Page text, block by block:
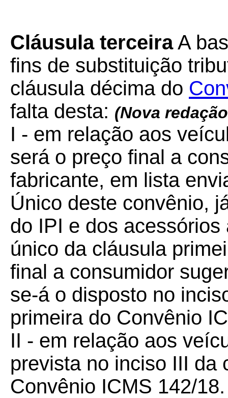
Cláusula terceiraA
fins de substituição
cláusula décima do
falta desta: (Nova
I - em relação aos
será o preço final a
fabricante, em lista
Único deste convênio,
do IPI e dos
único da cláusula
final a consumidor
se-á o disposto no
primeira do Convênio
II - em relação aos
prevista no inciso III da
Convênio ICMS 142/18.